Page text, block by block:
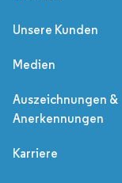
Unsere Kunden
Medien
Auszeichnungen &
Anerkennungen
Karriere